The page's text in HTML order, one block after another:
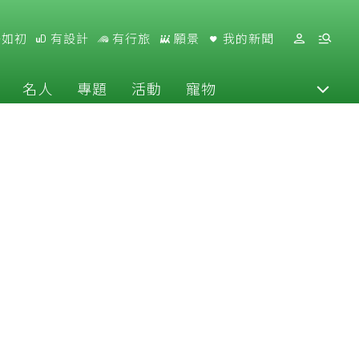
初 有設計 有行旅 願景 我的新聞
名人 專題 活動 寵物